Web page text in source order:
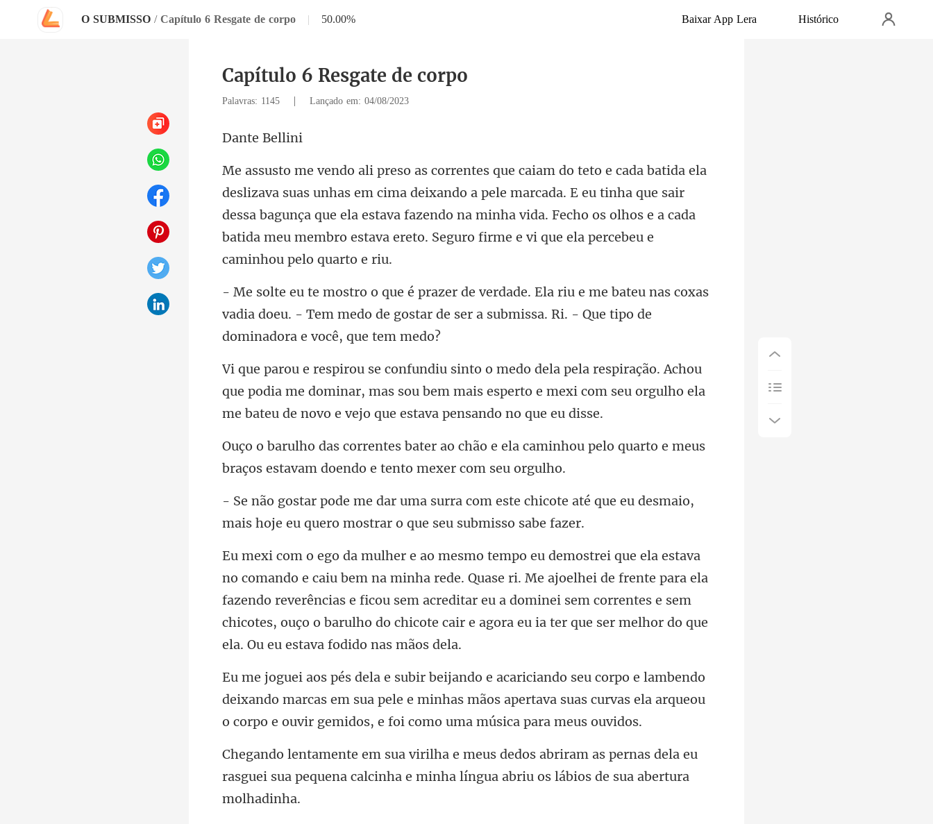
O SUBMISSO / Capítulo 6 Resgate de corpo | 50.00% Baixar App Lera Histórico
Capítulo 6 Resgate de corpo
Palavras: 1145 | Lançado em: 04/08/2023
e Be
deixando a pele marcada. E eu tinha que sair
dessa bagunça que ela estava fazendo na minha vida. Fecho os ol
me bateu nas coxas
vadia doeu. - Tem medo de gostar de ser a
. Achou
que podia me dominar, mas sou bem mais esperto e mexi com seu
e ela caminhou pelo quarto e meus
braços es
ste chicote até que eu desmaio,
mais hoje eu
ri. Me ajoelhei de frente para ela
fazendo reverências e ficou sem acreditar eu a dominei sem correntes e sem
chic
bendo
deixando marcas em sua pele e minhas mãos apertava suas curvas ela
am as pernas dela eu
rasguei sua pequena calcinha e m